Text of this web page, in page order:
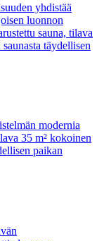
yhdistää
luonnon
sauna, tilava
täydellisen
modernia
35 m² kokoinen
paikan